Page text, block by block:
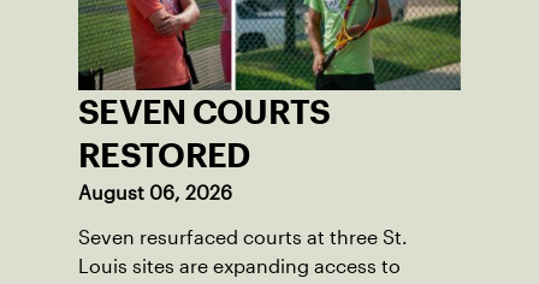
SEVEN COURTS
RESTORED
August 06, 2026
Seven resurfaced courts at three St.
Louis sites are expanding access to